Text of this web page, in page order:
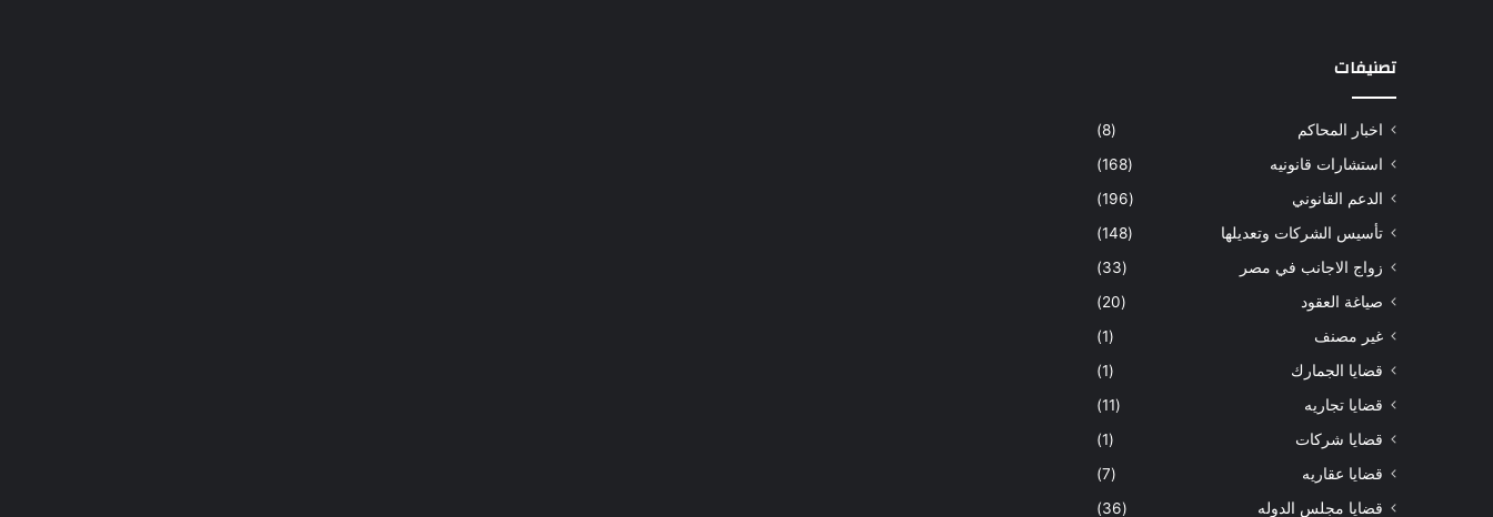
تصنيفات
اخبار المحاكم
(8)
استشارات قانونيه
(168)
الدعم القانوني
(196)
تأسيس الشركات وتعديلها
(148)
زواج الاجانب في مصر
(33)
صياغة العقود
(20)
غير مصنف
(1)
قضايا الجمارك
(1)
قضايا تجاريه
(11)
قضايا شركات
(1)
قضايا عقاريه
(7)
قضايا مجلس الدوله
(36)